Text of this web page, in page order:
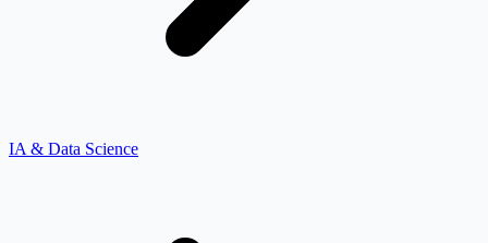
IA & Data Science